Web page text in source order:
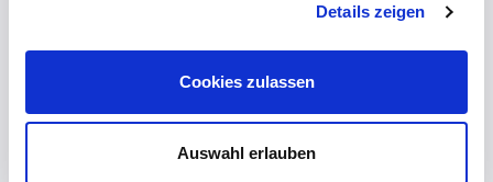
Details zeigen
Cookies zulassen
Auswahl erlauben